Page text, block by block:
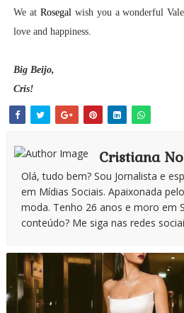
We at Rosegal wish you a wonderful
love and happiness.
Big Beijo,
Cris!
Cristiana
Olá, tudo bem? Sou Jornalista e
em Mídias Sociais. Apaixonada
moda. Tenho 26 anos e moro em
conteúdo? Me siga nas redes